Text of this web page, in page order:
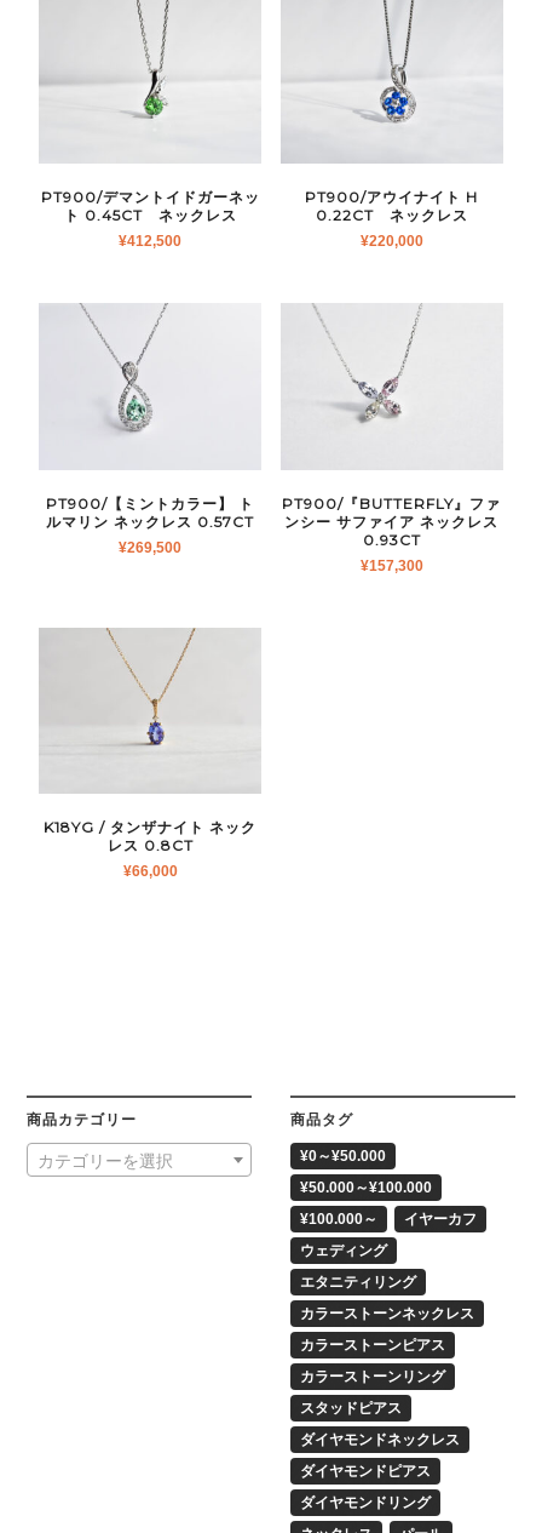
PT900/デマントイドガーネッ
ト 0.45CT ネックレス
¥412,500
PT900/アウイナイト H
0.22CT ネックレス
¥220,000
PT900/【ミントカラー】 ト
ルマリン ネックレス 0.57CT
¥269,500
PT900/『BUTTERFLY』ファ
ンシー サファイア ネックレス
0.93CT
¥157,300
K18YG / タンザナイト ネック
レス 0.8CT
¥66,000
商品カテゴリー
カテゴリーを選択
商品タグ
¥0～¥50.000
¥50.000～¥100.000
¥100.000～
イヤーカフ
ウェディング
エタニティリング
カラーストーンネックレス
カラーストーンピアス
カラーストーンリング
スタッドピアス
ダイヤモンドネックレス
ダイヤモンドピアス
ダイヤモンドリング